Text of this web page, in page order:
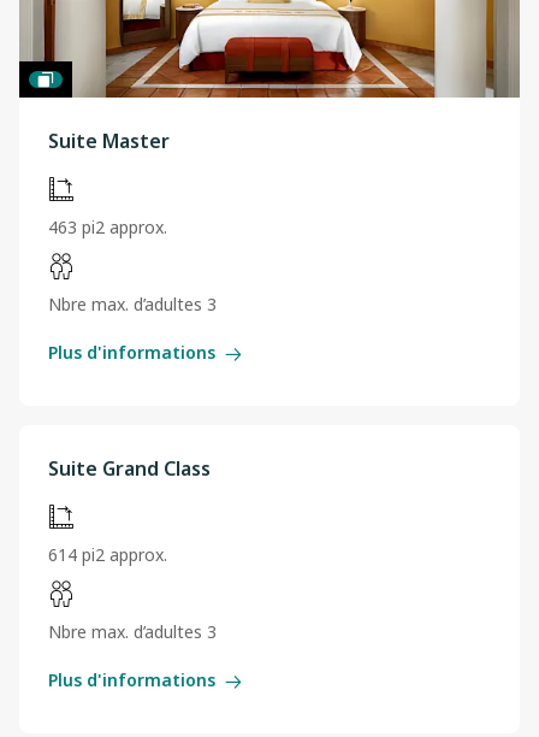
Suite Master
463 pi2 approx.
Nbre max. d’adultes 3
Plus d'informations
Suite Grand Class
614 pi2 approx.
Nbre max. d’adultes 3
Plus d'informations